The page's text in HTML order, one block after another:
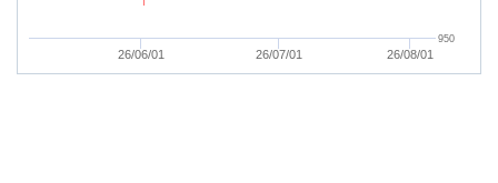
26/06/01 26/07/01 26/08/01
950